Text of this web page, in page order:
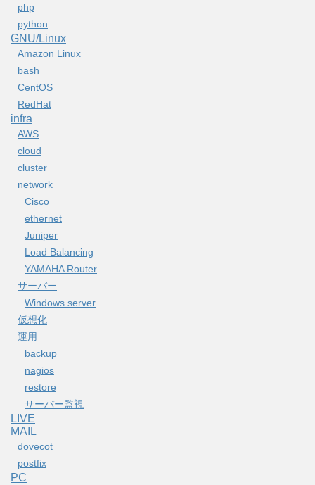
php
python
GNU/Linux
Amazon Linux
bash
CentOS
RedHat
infra
AWS
cloud
cluster
network
Cisco
ethernet
Juniper
Load Balancing
YAMAHA Router
サーバー
Windows server
仮想化
運用
backup
nagios
restore
サーバー監視
LIVE
MAIL
dovecot
postfix
PC